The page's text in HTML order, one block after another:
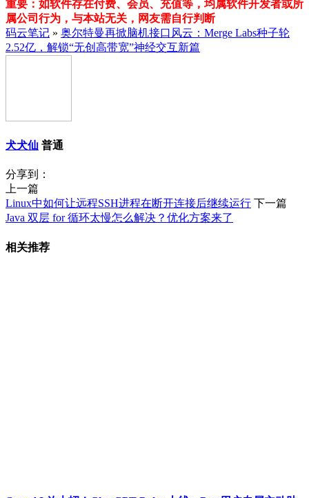
重要：如软件存在付费、会员、充值等，均属软件开发者或所
属公司行为，与本站无关，网友需自行判断
码云笔记 » 奥尔特曼再掀脑机接口风云：Merge Labs种子轮
2.52亿，解锁“无创高带宽”神经交互新篇
犬犬仙 普通
分享到：
上一篇
Linux中如何让远程SSH进程在断开连接后继续运行 下一篇
Java 双层 for 循环太慢怎么解决？优化方案来了
相关推荐